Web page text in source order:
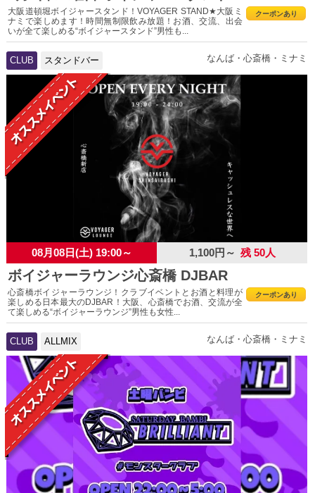
クーポンあり
大阪道頓堀ボイジャースタンド！VOYAGER STAND★大阪ミ
ナミで楽しめます！時間無制限飲み放題！お酒、交流、出会
いが全て楽しめる“ボイジャースタンド”男性も...
CLUB スタンドバー なんば・心斎橋・ミナミ
08月08日(土) 19:00～ 1,100円～ 残 50人
ボイジャーラウンジ心斎橋 DJBAR
クーポンあり
心斎橋ボイジャーラウンジ！クラブイベントとお酒と料理が
楽しめる日本最大のDJBAR！大阪、心斎橋でお酒、交流が全
て楽しめる“ボイジャーラウンジ”男性も女性...
CLUB ALLMIX なんば・心斎橋・ミナミ